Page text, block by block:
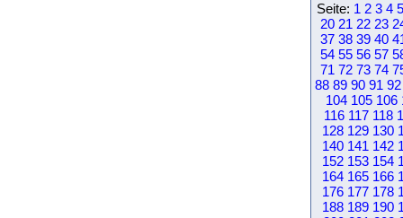
Seite: 1 2 3 4 5
20 21 22 23
37 38 39 40
54 55 56 57
71 72 73 74
88 89 90 91 92
104 105 106
116 117 118
128 129 130
140 141 142
152 153 154
164 165 166
176 177 178
188 189 190